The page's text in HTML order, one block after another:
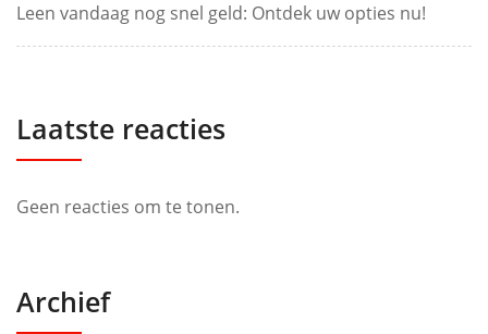
Leen vandaag nog snel geld: Ontdek uw opties nu!
Laatste reacties
Geen reacties om te tonen.
Archief